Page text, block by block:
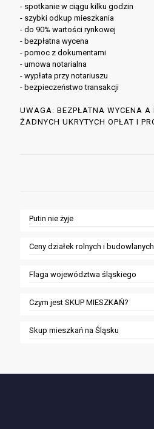
- spotkanie w ciągu kilku godzin
- szybki odkup mieszkania
- do 90% wartości rynkowej
- bezpłatna wycena
- pomoc z dokumentami
- umowa notarialna
- wypłata przy notariuszu
- bezpieczeństwo transakcji
UWAGA: BEZPŁATNA WYCENA A
ŻADNYCH UKRYTYCH OPŁAT I
Putin nie żyje
Ceny działek rolnych i budowlanych
Flaga województwa śląskiego
Czym jest SKUP MIESZKAŃ?
Skup mieszkań na Śląsku